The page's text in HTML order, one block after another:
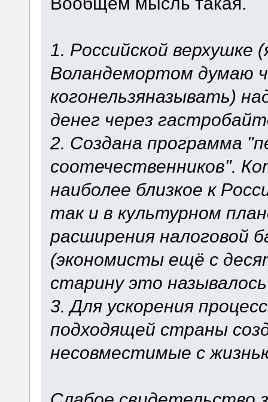
1. Российской
Воландемортом думаю
когонельзяназывать)
денег через
2. Создана программа
соотечественников".
наиболее близкое к
так и в культурном
расширения налоговой
(экономисты ещё с
старину это
3. Для ускорения
подходящей страны
несовместимые с